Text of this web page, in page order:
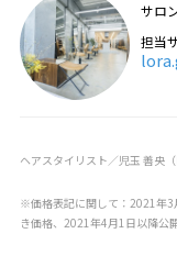
サロ
担当
ヘアスタイリスト／児玉 善央
※価格表記に関して：2021年3
き価格、2021年4月1日以降公